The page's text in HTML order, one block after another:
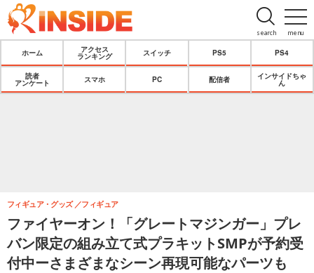
menu
search
ホーム
アクセス
ランキング
スイッチ PS5 PS4
読者
アンケート
スマホ PC 配信者
インサイドちゃ
ん
ファイヤーオン！「グレートマジンガー」プレ
バン限定の組み立て式プラキットSMPが予約受
付中ーさまざまなシーン再現可能なパーツも
フィギュア・グッズ フィギュア